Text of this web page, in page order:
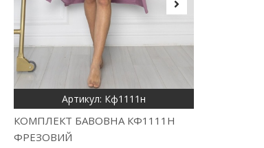
Артикул: Кф1111н
КОМПЛЕКТ БАВОВНА КФ1111Н
ФРЕЗОВИЙ